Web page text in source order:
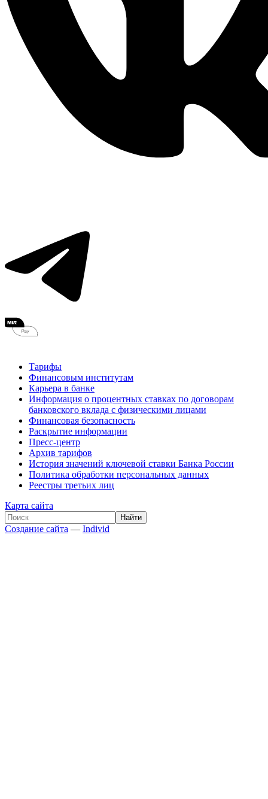
Тарифы
Финансовым институтам
Карьера в банке
Информация о процентных ставках по договорам
банковского вклада с физическими лицами
Финансовая безопасность
Раскрытие информации
Пресс-центр
Архив тарифов
История значений ключевой ставки Банка России
Политика обработки персональных данных
Реестры третьих лиц
Карта сайта
Создание сайта — Individ